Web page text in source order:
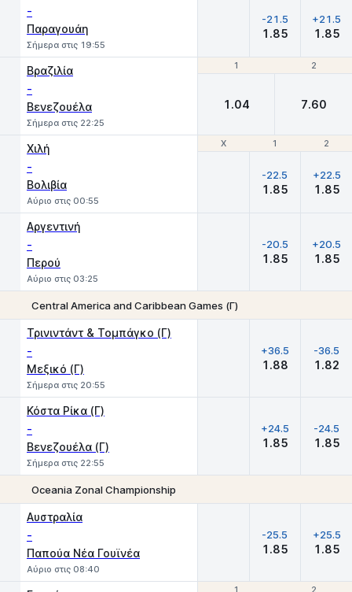
-
Παραγουάη
Σήμερα στις 19:55
-21.5
1.85
+21.5
1.85
1 2
Βραζιλία
-
Βενεζουέλα
Σήμερα στις 22:25
1 2
1.04 7.60
Χ 1 2
Χιλή
-
Βολιβία
Αύριο στις 00:55
Χ 1 2
-22.5
1.85
+22.5
1.85
Αργεντινή
-
Περού
Αύριο στις 03:25
-20.5
1.85
+20.5
1.85
Central America and Caribbean Games (Γ)
Τρινιντάντ & Τομπάγκο (Γ)
-
Μεξικό (Γ)
Σήμερα στις 20:55
+36.5
1.88
-36.5
1.82
Κόστα Ρίκα (Γ)
-
Βενεζουέλα (Γ)
Σήμερα στις 22:55
+24.5
1.85
-24.5
1.85
Oceania Zonal Championship
Αυστραλία
-
Παπούα Νέα Γουϊνέα
Αύριο στις 08:40
-25.5
1.85
+25.5
1.85
1 2
1 2